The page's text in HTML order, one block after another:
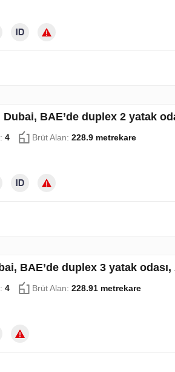
BAE’de duplex 2 yatak
4 Brüt Alan: 228.9 metrekare
BAE’de duplex 3 yatak odası,
4 Brüt Alan: 228.91 metrekare